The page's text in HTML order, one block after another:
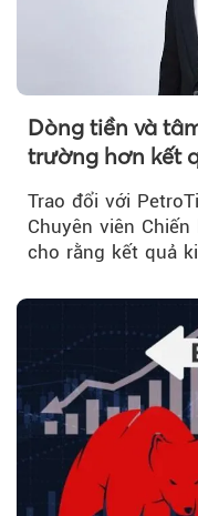
Dòng tiền và
trường hơn kết
Trao đổi với
Chuyên viên
cho rằng kết quả